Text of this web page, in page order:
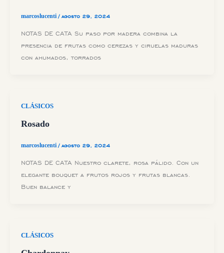
marcoslucenti / agosto 29, 2024
NOTAS DE CATA Su paso por madera combina la
presencia de frutas como cerezas y ciruelas maduras
con ahumados, torrados
CLÁSICOS
Rosado
marcoslucenti / agosto 29, 2024
NOTAS DE CATA Nuestro clarete, rosa pálido. Con un
elegante bouquet a frutos rojos y frutas blancas.
Buen balance y
CLÁSICOS